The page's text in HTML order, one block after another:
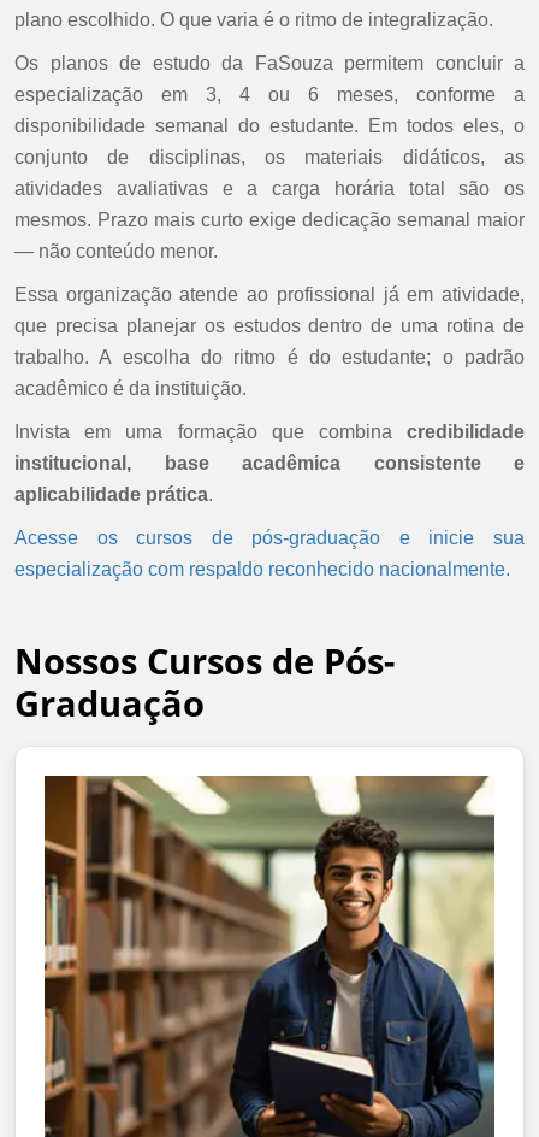
plano escolhido. O que varia é o ritmo de integralização.
Os planos de estudo da FaSouza permitem concluir a
especialização em 3, 4 ou 6 meses, conforme a
disponibilidade semanal do estudante. Em todos eles, o
conjunto de disciplinas, os materiais didáticos, as
atividades avaliativas e a carga horária total são os
mesmos. Prazo mais curto exige dedicação semanal maior
— não conteúdo menor.
Essa organização atende ao profissional já em atividade,
que precisa planejar os estudos dentro de uma rotina de
trabalho. A escolha do ritmo é do estudante; o padrão
acadêmico é da instituição.
Invista em uma formação que combina credibilidade
institucional, base acadêmica consistente e
aplicabilidade prática.
Acesse os cursos de pós-graduação e inicie sua
especialização com respaldo reconhecido nacionalmente.
Nossos Cursos de Pós-
Graduação